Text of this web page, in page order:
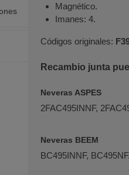
Magnético.
Imanes: 4.
Códigos originales:
Recambio junta
Neveras ASPES
2FAC495INNF,
Neveras BEEM
BC495INNF, BC495NF.